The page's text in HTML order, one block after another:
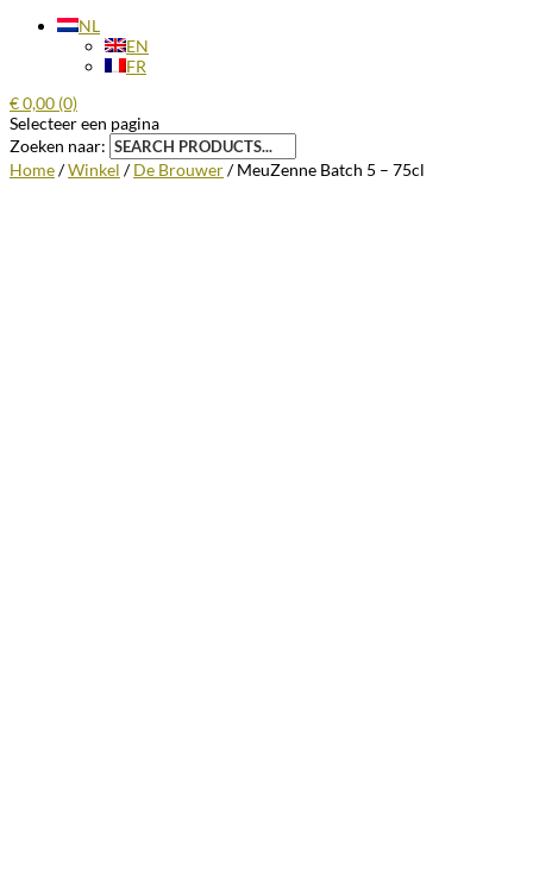
NL
EN
FR
€0,00 (0)
Selecteer een pagina
Zoeken naar:
Home/Winkel /De Brouwer/ MeuZenne Batch 5 – 75cl